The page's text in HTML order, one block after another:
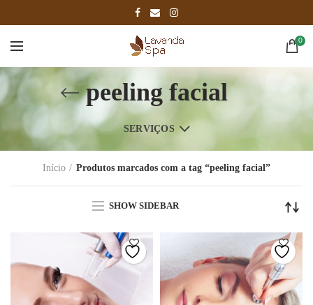
0
peeling facial
SERVIÇOS
Início Produtos marcados com a tag “peeling facial”
SHOW SIDEBAR